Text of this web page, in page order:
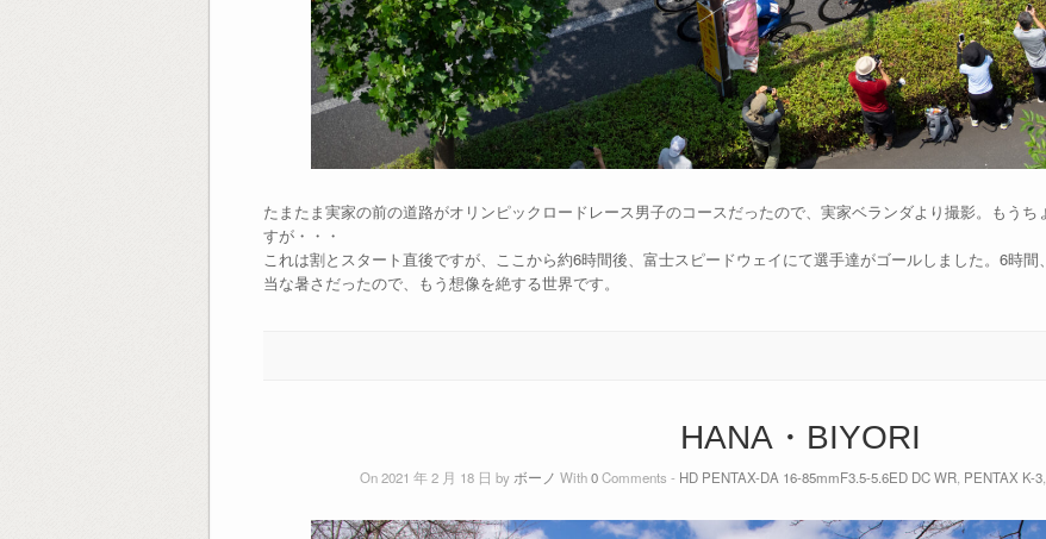
たまたま実家の前の道路がオリンピックロードレース男子のコースだったので、実家ベランダより撮影。もう
すが・・・
これは割とスタート直後ですが、ここから約6時間後、富士スピードウェイにて選手達がゴールしました。6時
当な暑さだったので、もう想像を絶する世界です。
HANA・BIYORI
On 2021 年 2 月 18 日 by ボーノ With0Comments - HD PENTAX-DA 16-85mmF3.5-5.6ED DC WR, PENTAX K-3,